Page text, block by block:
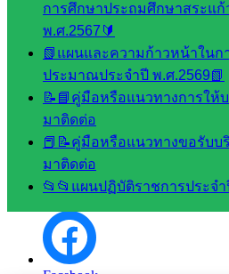
การศึกษาประถมศึกษาสระแ
พ.ศ.2567🔰
📗แผนและความก้าวหน้าในก
ประมาณประจำปี พ.ศ.2569📗
📝📘คู่มือหรือแนวทางการให้
มาติดต่อ
📕📝คู่มือหรือแนวทางขอรับบ
มาติดต่อ
📂📂แผนปฏิบัติราชการประจำ
Line
Tel 037-232263: